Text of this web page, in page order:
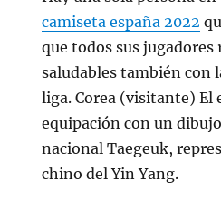
camiseta españa 2022
que todos sus
saludables también con
liga. Corea (visitante) El
equipación con un
nacional Taegeuk,
chino del Yin Yang.